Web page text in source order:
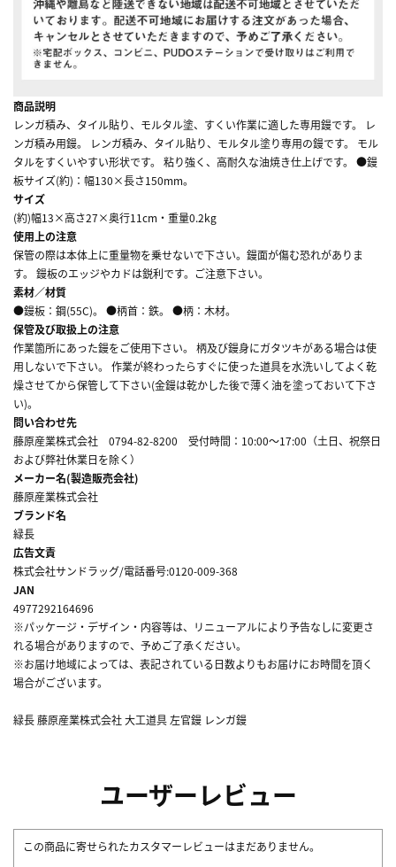
商品説明
レンガ積み、タイル貼り、モルタル塗、すくい作業に適した専用鏝です。 レ
ンガ積み用鏝。 レンガ積み、タイル貼り、モルタル塗り専用の鏝です。 モル
タルをすくいやすい形状です。 粘り強く、高耐久な油焼き仕上げです。 ●鏝
板サイズ(約)：幅130×長さ150mm。
サイズ
(約)幅13×高さ27×奥行11cm・重量0.2kg
使用上の注意
保管の際は本体上に重量物を乗せないで下さい。鏝面が傷む恐れがありま
す。 鏝板のエッジやカドは鋭利です。ご注意下さい。
素材／材質
●鏝板：鋼(55C)。 ●柄首：鉄。 ●柄：木材。
保管及び取扱上の注意
作業箇所にあった鏝をご使用下さい。 柄及び鏝身にガタツキがある場合は使
用しないで下さい。 作業が終わったらすぐに使った道具を水洗いしてよく乾
燥させてから保管して下さい(金鏝は乾かした後で薄く油を塗っておいて下さ
い)。
問い合わせ先
藤原産業株式会社 0794-82-8200 受付時間：10:00～17:00（土日、祝祭日
および弊社休業日を除く）
メーカー名(製造販売会社)
藤原産業株式会社
ブランド名
緑長
広告文責
株式会社サンドラッグ/電話番号:0120-009-368
JAN
4977292164696
※パッケージ・デザイン・内容等は、リニューアルにより予告なしに変更さ
れる場合がありますので、予めご了承ください。
※お届け地域によっては、表記されている日数よりもお届けにお時間を頂く
場合がございます。
緑長 藤原産業株式会社 大工道具 左官鏝 レンガ鏝
ユーザーレビュー
この商品に寄せられたカスタマーレビューはまだありません。